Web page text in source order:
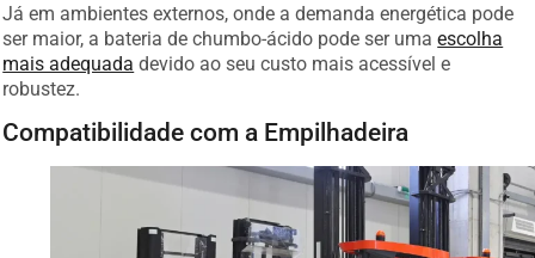
Já em ambientes externos, onde a demanda energética pode
ser maior, a bateria de chumbo-ácido pode ser umaescolha
mais adequada devido ao seu custo mais acessível e
robustez.
Compatibilidade com a Empilhadeira